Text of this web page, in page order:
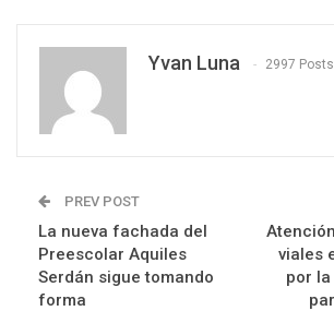
Yvan Luna 2997 Posts
PREV POST
La nueva fachada del
Preescolar Aquiles
Serdán sigue tomando
forma
viales
por